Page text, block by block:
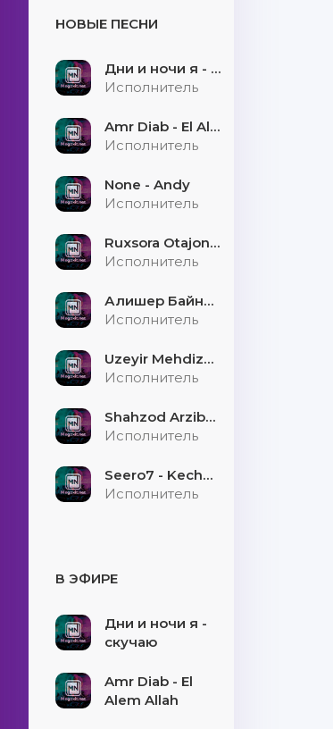
НОВЫЕ ПЕСНИ
Дни и ночи я - скучаю
Исполнитель
Amr Diab - El Alem Allah
Исполнитель
None - Andy
Исполнитель
Ruxsora Otajonova & Bahrom Davr - Sevgimiz soxtamidi
Исполнитель
Алишер Байниязов - Қарауыллап
Исполнитель
Uzeyir Mehdizade - Hekaye
Исполнитель
Shahzod Arzibayev - Egilmasin yigitni boshi
Исполнитель
Seero7 - Kecholmadim
Исполнитель
В ЭФИРЕ
Дни и ночи я -
скучаю
Amr Diab - El
Alem Allah